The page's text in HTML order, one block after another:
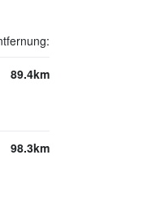
89.4km
98.3km